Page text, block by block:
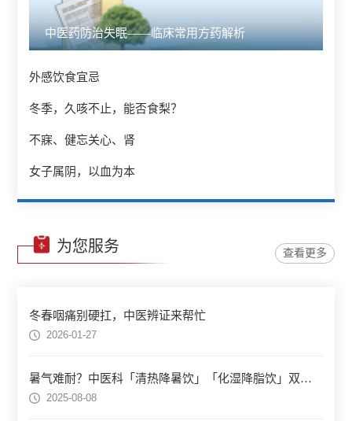
中医药防治失眠——临床常用方药解析
外感饮食宜忌
冬季，久咳不止，能否食梨？
不寐、健忘关心、肾
女子属阴，以血为本
为您服务 查看更多
冬春咽痛别硬扛，中医辨证来帮忙
2026-01-27
暑气难耐？中医科「清热降暑饮」「化湿降脂饮」双饮护航清火不伤正！
2025-08-08